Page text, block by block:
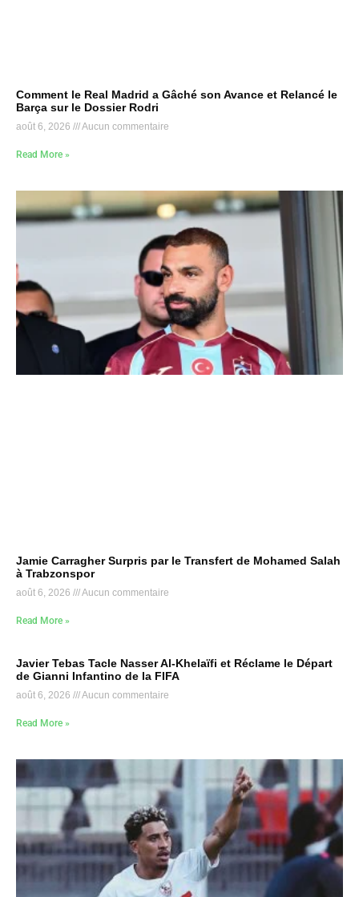
Comment le Real Madrid a Gâché son Avance et Relancé le
Barça sur le Dossier Rodri
août 6, 2026 Aucun commentaire
Read More »
Jamie Carragher Surpris par le Transfert de Mohamed Salah
à Trabzonspor
août 6, 2026 Aucun commentaire
Read More »
Javier Tebas Tacle Nasser Al-Khelaïfi et Réclame le Départ
de Gianni Infantino de la FIFA
août 6, 2026 Aucun commentaire
Read More »